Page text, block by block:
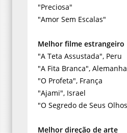
"Preciosa"
"Amor Sem Escalas"
Melhor filme estrangeiro
"A Teta Assustada", Peru
"A Fita Branca", Alemanha
"O Profeta", França
"Ajami", Israel
"O Segredo de Seus
Melhor direção de arte